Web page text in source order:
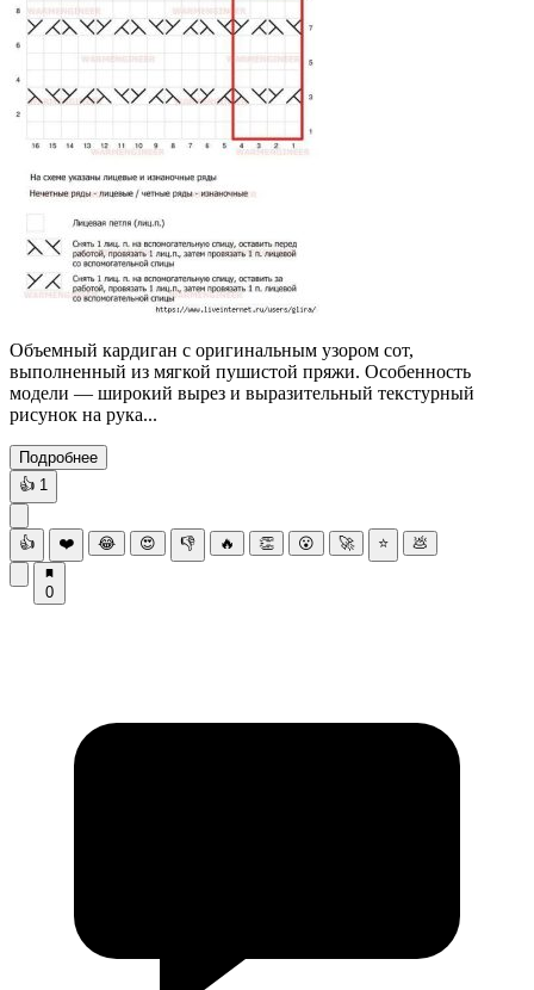
Объемный кардиган с оригинальным узором сот,
выполненный из мягкой пушистой пряжи. Особенность
модели — широкий вырез и выразительный текстурный
рисунок на рука...
Подробнее
👍 1
👍 ❤️ 😂 😍 👎 🔥 👏 😮 🚀 ⭐ 💩
0